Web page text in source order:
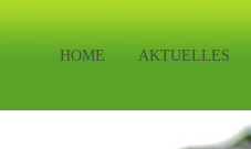
HOME AKTUELLES